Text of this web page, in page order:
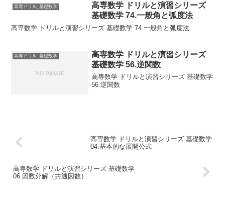
高専ドリル_基礎数学
高専数学 ドリルと演習シリーズ
基礎数学 74.一般角と弧度法
高専数学 ドリルと演習シリーズ 基礎数学 74.一般角と弧度法
高専ドリル_基礎数学
高専数学 ドリルと演習シリーズ
基礎数学 56.逆関数
高専数学 ドリルと演習シリーズ 基礎数学
56.逆関数
高専数学 ドリルと演習シリーズ 基礎数学
04.基本的な展開公式
高専数学 ドリルと演習シリーズ 基礎数学
06.因数分解（共通因数）